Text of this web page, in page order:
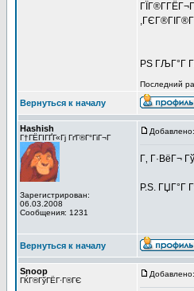
PS ГЉГ°Г
Последний
Вернуться к началу
Hashish
Г†ГЁГІГҐГ«Гј ГґГ®Г°ГіГ¬Г
Зарегистрирован:
06.03.2008
Сообщения: 1231
Г‚ Г·ВёГ¬
P.S. ГЏГ°Г
Вернуться к началу
Snoop
ГЌГ®ГўГЁГ·Г®ГЄ